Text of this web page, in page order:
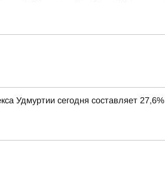
Удмуртии сегодня составляет 27,6%